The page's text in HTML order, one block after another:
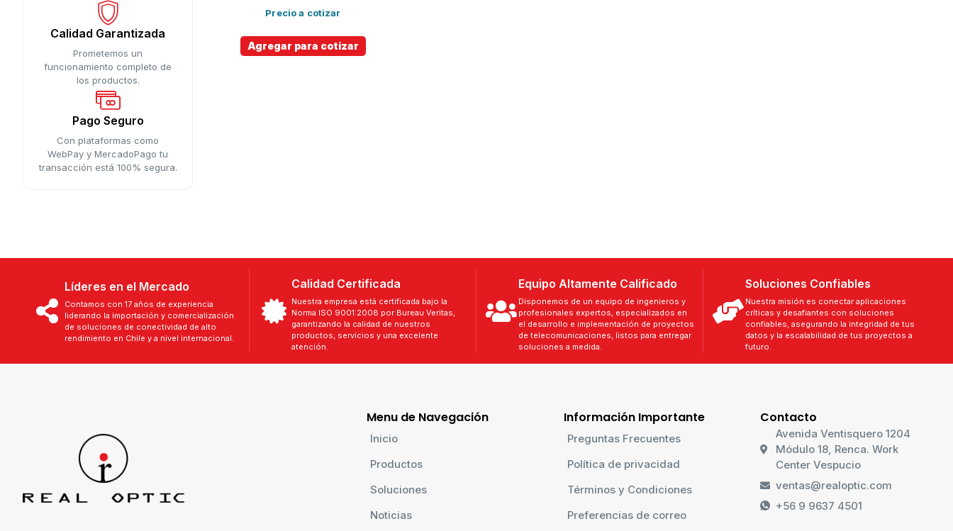
Calidad Garantizada
Prometemos un
funcionamiento completo de
los productos.
Pago Seguro
Con plataformas como
WebPay y MercadoPago tu
transacción está 100% segura.
Precio a cotizar
Agregar para cotizar
Líderes en el Mercado
Contamos con 17 años de experiencia
liderando la importación y comercialización
de soluciones de conectividad de alto
rendimiento en Chile y a nivel internacional.
Calidad Certificada
Nuestra empresa está certificada bajo la
Norma ISO 9001:2008 por Bureau Veritas,
garantizando la calidad de nuestros
productos, servicios y una excelente
atención.
Equipo Altamente Calificado
Disponemos de un equipo de ingenieros y
profesionales expertos, especializados en
el desarrollo e implementación de proyectos
de telecomunicaciones, listos para entregar
soluciones a medida.
Soluciones Confiables
Nuestra misión es conectar aplicaciones
críticas y desafiantes con soluciones
confiables, asegurando la integridad de tus
datos y la escalabilidad de tus proyectos a
futuro.
Menu de Navegación
Inicio
Productos
Soluciones
Noticias
Información Importante
Preguntas Frecuentes
Política de privacidad
Términos y Condiciones
Preferencias de correo
Contacto
Avenida Ventisquero 1204
Módulo 18, Renca. Work
Center Vespucio
ventas@realoptic.com
+56 9 9637 4501